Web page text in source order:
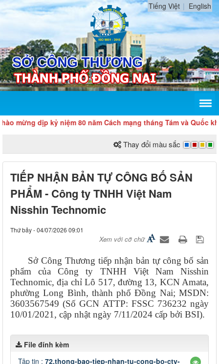
Tiếng Việt English
dịp kỷ niệm 80 năm Cách mạng tháng Tám và Quốc khánh
Thay đổi màu sắc
TIẾP NHẬN BẢN TỰ CÔNG BỐ SẢN
PHẨM - Công ty TNHH Việt Nam
Nisshin Technomic
Thứ bảy - 04/07/2026 09:01
Xem với cỡ chữ
Sở Công Thương tiếp nhận bản tự công bố sản
phẩm của Công ty TNHH Việt Nam Nisshin
Technomic, địa chỉ Lô 517, đường 13, KCN Amata,
phường Long Bình, thành phố Đồng Nai;MSDN:
3603567549 (Số GCN ATTP: FSSC 736232 ngày
10/01/2021, cập nhật ngày 7/11/2024 cấp bởi BSI).
File đính kèm
Tập tin : 72.thong-bao-tiep-nhan-tu-cong-bo-cty-